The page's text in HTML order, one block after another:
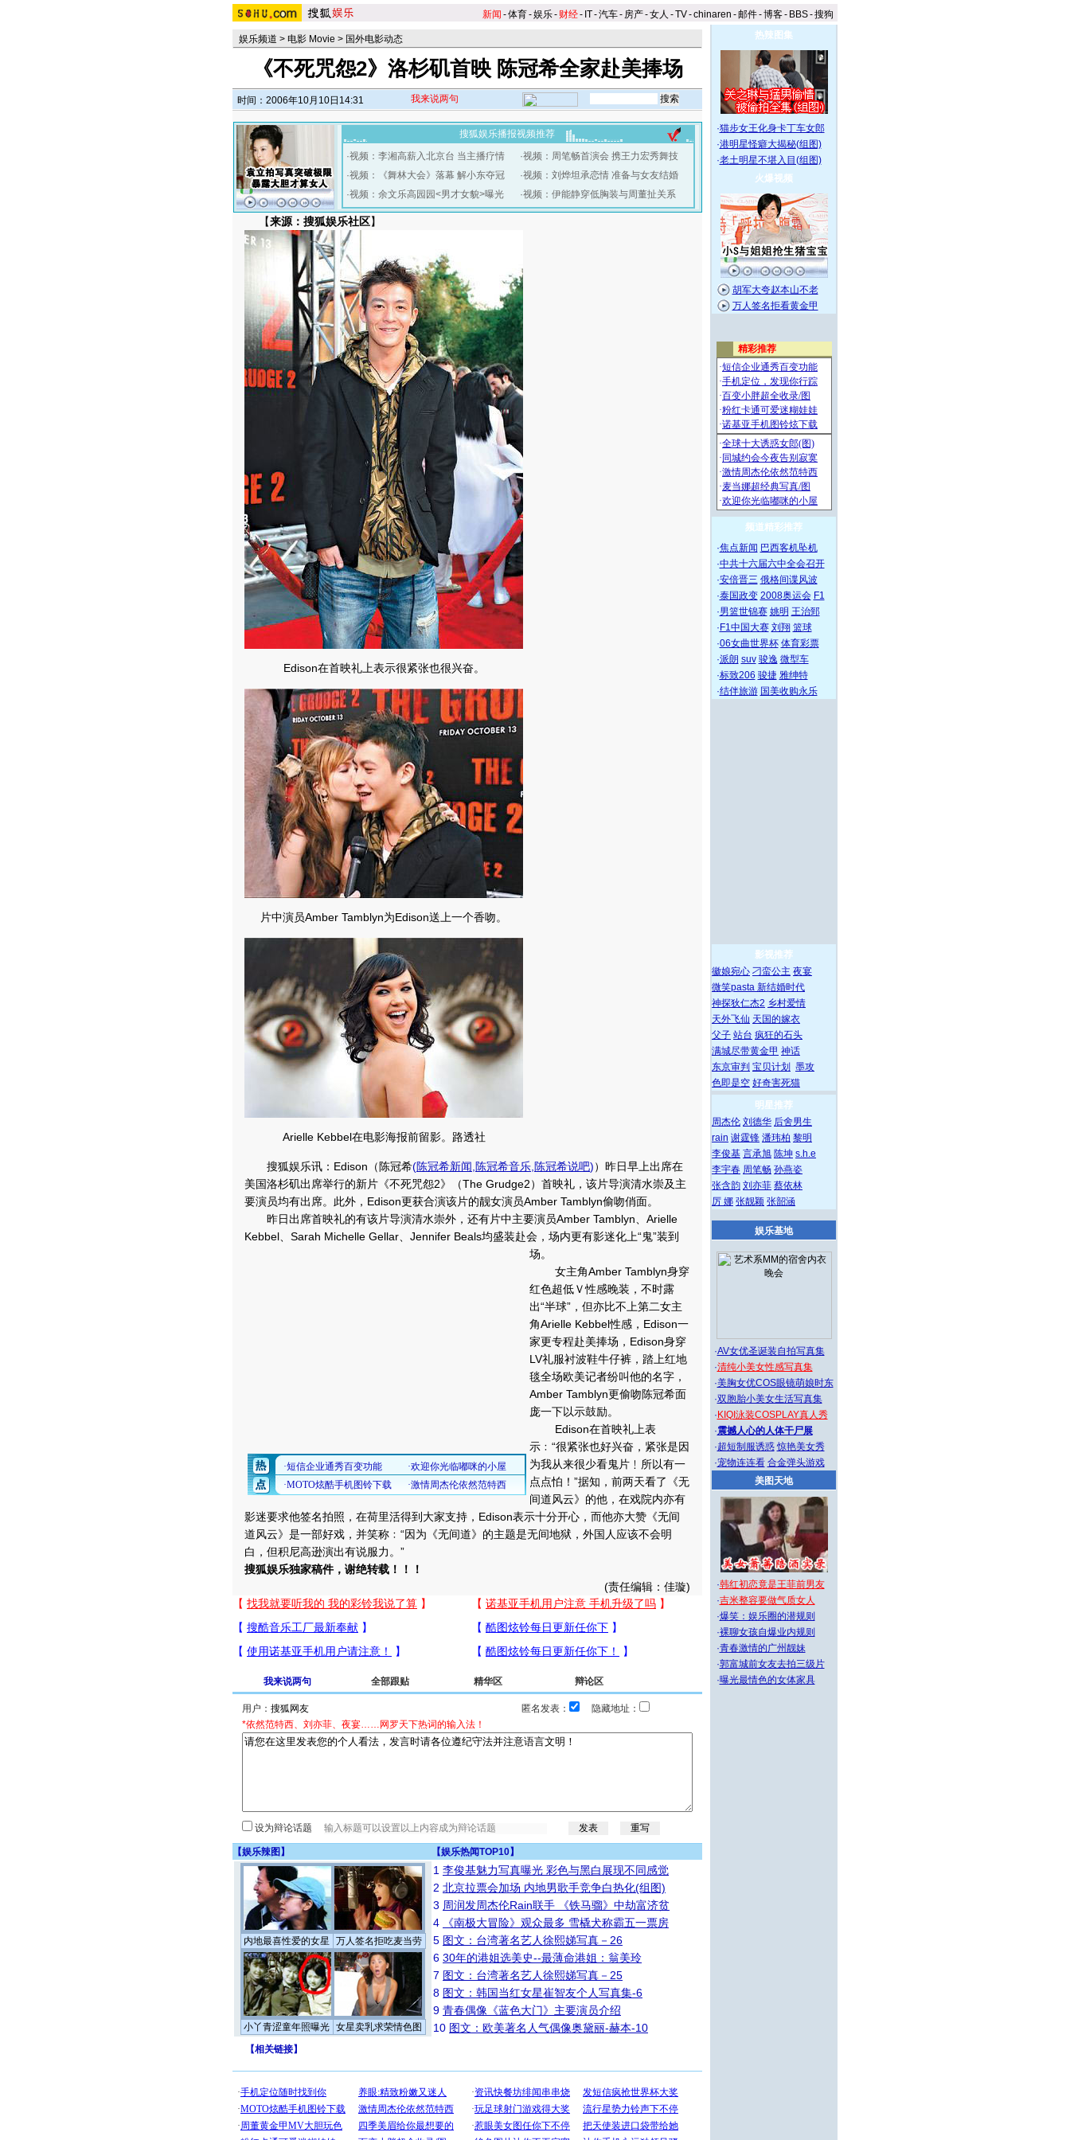
新闻 -体育-娱乐- 财经- IT-汽车- 房产-女人 -TV-chinaren -邮件-博客- BBS-搜狗
娱乐频道 > 电影 Movie > 国外电影动态
《不死咒怨2》洛杉矶首映 陈冠希全家赴美捧场
时间：2006年10月10日14:31 我来说两句
搜狐娱乐播报视频推荐
·视频：李湘高薪入北京台 当主播疗情
·视频：《舞林大会》落幕 解小东夺冠
·视频：余文乐高园园<男才女貌>曝光
·视频：周笔畅首演会 携王力宏秀舞技
·视频：刘烨坦承恋情 准备与女友结婚
·视频：伊能静穿低胸装与周董扯关系
【来源：搜狐娱乐社区】
Edison在首映礼上表示很紧张也很兴奋。
片中演员Amber Tamblyn为Edison送上一个香吻。
Arielle Kebbel在电影海报前留影。路透社
搜狐娱乐讯：Edison（陈冠希(陈冠希新闻 陈冠希音乐 陈冠希说吧)）昨日早上出席在
美国洛杉矶出席举行的新片《不死咒怨2》（The Grudge2）首映礼，该片导演清水崇及主
要演员均有出席。此外，Edison更获合演该片的靓女演员Amber Tamblyn偷吻俏面。
昨日出席首映礼的有该片导演清水崇外，还有片中主要演员Amber Tamblyn、Arielle
Kebbel、Sarah Michelle Gellar、Jennifer Beals均盛装赴会，场内更有影迷化上“鬼”装到
场。
女主角Amber Tamblyn身穿
红色超低Ｖ性感晚装，不时露
出“半球”，但亦比不上第二女主
角Arielle Kebbel性感，Edison一
家更专程赴美捧场，Edison身穿
LV礼服衬波鞋牛仔裤，踏上红地
毯全场欧美记者纷叫他的名字，
Amber Tamblyn更偷吻陈冠希面
庞一下以示鼓励。
Edison在首映礼上表
示﹕“很紧张也好兴奋，紧张是因
为我从来很少看鬼片﹗所以有一
点点怕！”据知，前两天看了《无
间道风云》的他，在戏院内亦有
影迷要求他签名拍照，在荷里活得到大家支持，Edison表示十分开心，而他亦大赞《无间
道风云》是一部好戏，并笑称﹕“因为《无间道》的主题是无间地狱，外国人应该不会明
白，但积尼高逊演出有说服力。”
搜狐娱乐独家稿件，谢绝转载！！！
(责任编辑：佳璇)
我来说两句 全部跟贴 精华区 辩论区
用户： 匿名发表：
隐藏地址：
*依然范特西、刘亦菲、夜宴……网罗天下热词的输入法！
设为辩论话题
【娱乐辣图 】 【娱乐热闻TOP10】
内地最喜性爱的女星 万人签名拒吃麦当劳
小丫青涩童年照曝光 女星卖乳求荣情色图
1 李俊基魅力写真曝光 彩色与黑白展现不同感觉
2 北京拉票会加场 内地男歌手竞争白热化(组图)
3 周润发周杰伦Rain联手 《铁马骝》中劫富济贫
4
《南极大冒险》观众最多 雪橇犬称霸五一票房
5 图文：台湾著名艺人徐熙娣写真－26
6 30年的港姐选美史--最薄命港姐：翁美玲
7 图文：台湾著名艺人徐熙娣写真－25
8 图文：韩国当红女星崔智友个人写真集-6
9 青春偶像《蓝色大门》主要演员介绍
10 图文：欧美著名人气偶像奥黛丽-赫本-10
【相关链接】
热辣图集
·猫步女王化身卡丁车女郎
·港明星怪癖大揭秘(组图)
·老土明星不堪入目(组图)
火爆视频
胡军大夸赵本山不老
万人签名拒看黄金甲
频道精彩推荐
·焦点新闻 巴西客机坠机
·中共十六届六中全会召开
·安倍晋三 俄格间谍风波
·泰国政变 2008奥运会 F1
·男篮世锦赛 姚明 王治郅
· F1中国大赛 刘翔 篮球
·06女曲世界杯 体育彩票
·派朗 suv 骏逸 微型车
·标致206 骏捷 雅绅特
·结伴旅游 国美收购永乐
影视推荐
徽娘宛心 刁蛮公主 夜宴
微笑pasta 新结婚时代
神探狄仁杰2 乡村爱情
天外飞仙 天国的嫁衣
父子 站台 疯狂的石头
满城尽带黄金甲 神话
东京审判 宝贝计划
墨攻
色即是空 好奇害死猫
明星推荐
周杰伦 刘德华 后舍男生
rain 谢霆锋 潘玮柏 黎明
李俊基 言承旭 陈坤 s.h.e
李宇春 周笔畅 孙燕姿
张含韵 刘亦菲 蔡依林
厉 娜 张靓颖 张韶涵
娱乐基地
·AV女优圣诞装自拍写真集
·清纯小美女性感写真集
·美胸女优COS眼镜萌娘时东
·双胞胎小美女生活写真集
· KIQI泳装COSPLAY真人秀
·震撼人心的人体干尸展
·超短制服诱惑 惊艳美女秀
·宠物连连看 合金弹头游戏
美图天地
·韩红初恋竟是王菲前男友
·吉米整容要做气质女人
·爆笑：娱乐圈的潜规则
·裸聊女孩自爆业内规则
·青春激情的广州靓妹
·郭富城前女友去拍三级片
·曝光最情色的女体家具